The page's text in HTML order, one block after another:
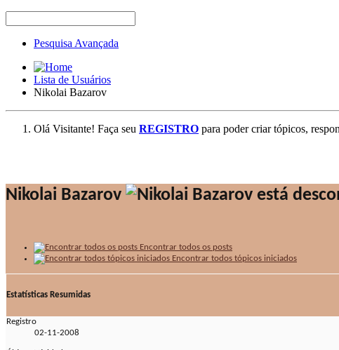
Pesquisa Avançada
Lista de Usuários
Nikolai Bazarov
Olá Visitante! Faça seu REGISTRO para poder criar tópicos,
Nikolai Bazarov
Encontrar todos os posts
Encontrar todos tópicos iniciados
Estatísticas Resumidas
Registro
02-11-2008